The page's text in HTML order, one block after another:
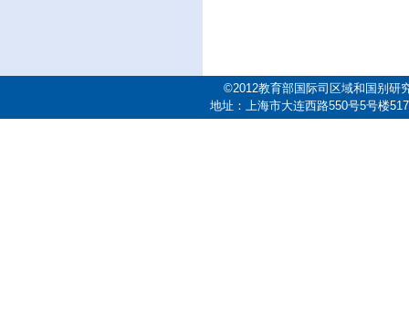
©2012教育部国际司区域和国别研
地址：上海市大连西路550号5号楼